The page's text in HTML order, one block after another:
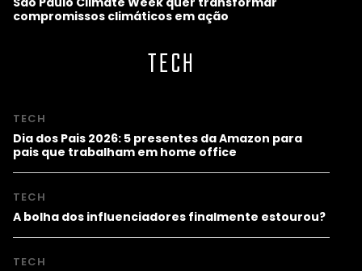
compromissos climáticos em ação
TECH
TECH
Dia dos Pais 2026: 5 presentes da Amazon para
pais que trabalham em home office
TECH
A bolha dos influenciadores finalmente estourou?
TECH